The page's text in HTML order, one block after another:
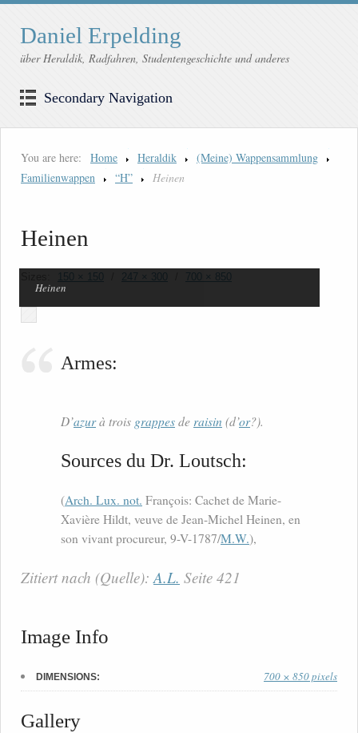
Daniel Erpelding
über Heraldik, Radfahren, Studentengeschichte und anderes
Secondary Navigation
You are here: Home Heraldik
(Meine) Wappensammlung
Familienwappen
“H” Heinen
Heinen
150 × 150 247 × 300 700 × 850
Heinen
Armes:
D’azurà trois grappesderaisin (d’or?).
Sources du Dr. Loutsch:
(Arch. Lux. not. François: Cachet de Marie-
Xavière Hildt, veuve de Jean-Michel Heinen, en
son vivant procureur, 9-V-1787/M.W.),
Zitiert nach (Quelle):A.L. Seite 421
Image Info
DIMENSIONS: 700 × 850 pixels
Gallery